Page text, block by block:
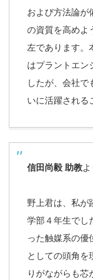
および方法論が
の資質を高めよ
左であります。
はプラントエン
したが、会社で
いに活躍される
信田尚毅 助教よ
野上君は、私が
学部４年生でし
った触媒系の優
としての頭角を
りがながらも